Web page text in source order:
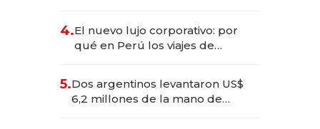
4.El nuevo lujo corporativo: por
qué en Perú los viajes de
para convertirse en experiencias
transformadoras
5.Dos argentinos levantaron US$
6,2 millones de la mano de